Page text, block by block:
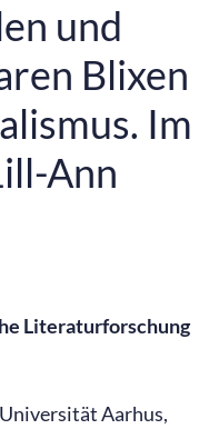
und
Blixen
Im
Ann
Literaturforschung
Aarhus,